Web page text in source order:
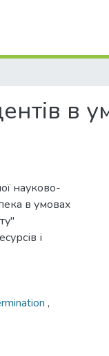
в
науково-
в умовах
і
,